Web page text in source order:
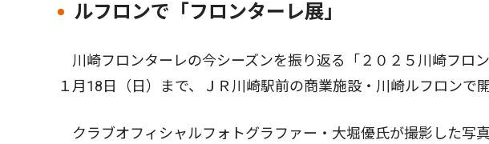
ルフロンで「フロンターレ展」
川崎フロンターレの今シーズンを振り返る「２０２５川崎フロ
１月18日（日）まで、ＪＲ川崎駅前の商業施設・川崎ルフロンで
クラブオフィシャルフォトグラファー・大堀優氏が撮影した写